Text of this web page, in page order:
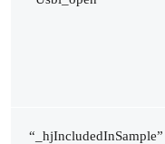
“_hjIncludedInSample”